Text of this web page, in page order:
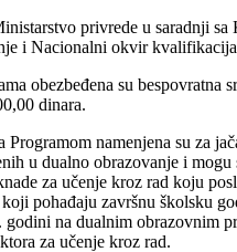
privrede u saradnji sa
i Nacionalni okvir
obezbeđena su bespovratna
dinara.
Programom namenjena su za
u dualno obrazovanje i mogu
za učenje kroz rad koju
pohađaju završnu školsku
godini na dualnim obrazovnim
za učenje kroz rad.